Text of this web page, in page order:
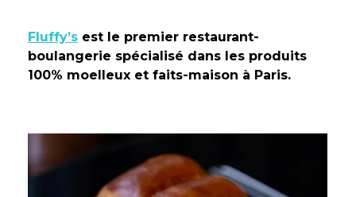
Fluffy’s est le premier restaurant-
boulangerie spécialisé dans les produits
100% moelleux et faits-maison à Paris.